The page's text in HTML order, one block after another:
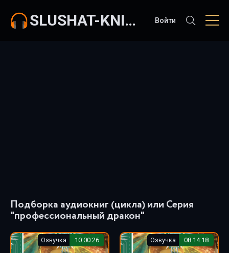
SLUSHAT-KNIGI.COM Войти
Подборка аудиокниг (цикла) или Серия
"профессиональный дракон"
Озвучка 10:00:26 Озвучка 08:14:18